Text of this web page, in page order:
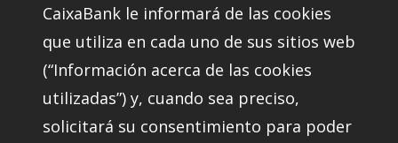
CaixaBank le informará de las cookies
que utiliza en cada uno de sus sitios web
(“Información acerca de las cookies
utilizadas”) y, cuando sea preciso,
solicitará su consentimiento para poder